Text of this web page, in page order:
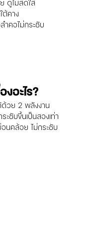
ดูไม่สดใส
คาง
คอไม่กระชับ
อะไร?
ด้วย 2 พลังงาน
ะชับขึ้นเป็นสองเท่า
นคล้อย ไม่กระชับ